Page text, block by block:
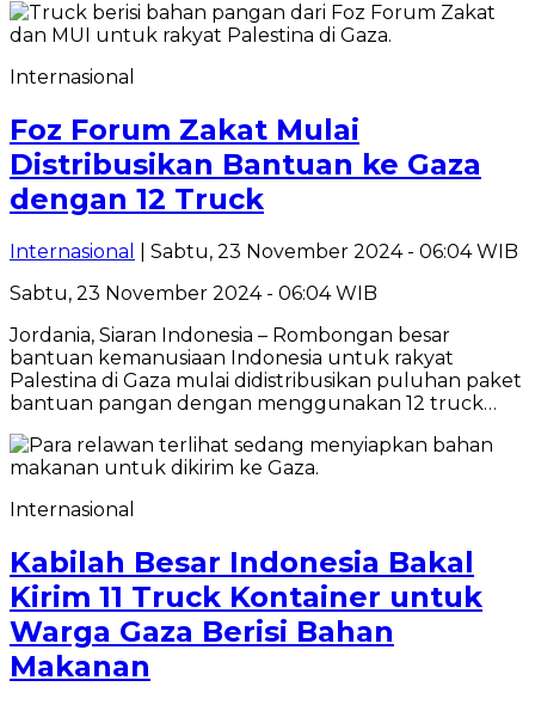
Internasional
Foz Forum Zakat Mulai
Distribusikan Bantuan ke Gaza
dengan 12 Truck
Internasional
| Sabtu, 23 November 2024 - 06:04 WIB
Sabtu, 23 November 2024 - 06:04 WIB
Jordania, Siaran Indonesia – Rombongan besar
bantuan kemanusiaan Indonesia untuk rakyat
Palestina di Gaza mulai didistribusikan puluhan paket
bantuan pangan dengan menggunakan 12 truck…
Internasional
Kabilah Besar Indonesia Bakal
Kirim 11 Truck Kontainer untuk
Warga Gaza Berisi Bahan
Makanan